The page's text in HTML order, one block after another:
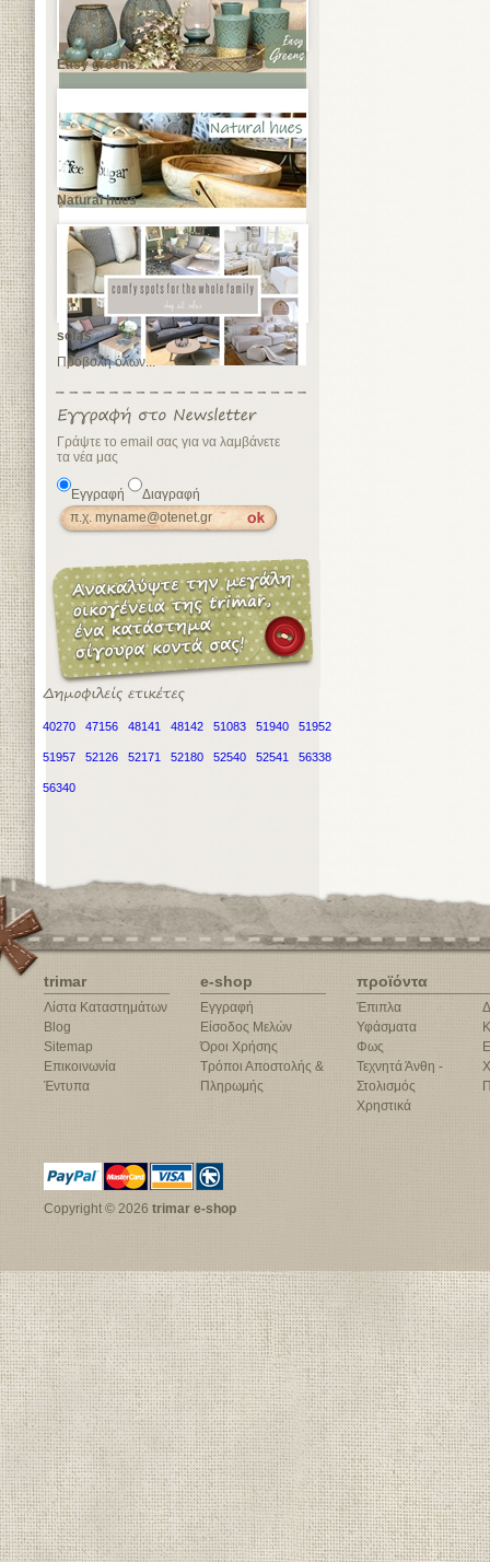
Easy greens
Natural hues
sofas
Προβολή όλων...
Γράψτε το email σας για να λαμβάνετε
τα νέα μας
Εγγραφή Διαγραφή
40270 47156 48141 48142 51083 51940 51952
51957 52126 52171 52180 52540 52541 56338
56340
trimar
Λίστα Καταστημάτων
Blog
Sitemap
Επικοινωνία
Έντυπα
e-shop
Εγγραφή
Είσοδος Μελών
Όροι Χρήσης
Τρόποι Αποστολής &
Πληρωμής
προϊόντα
Έπιπλα
Υφάσματα
Φως
Τεχνητά Άνθη -
Στολισμός
Χρηστικά
Copyright © 2026 trimar e-shop